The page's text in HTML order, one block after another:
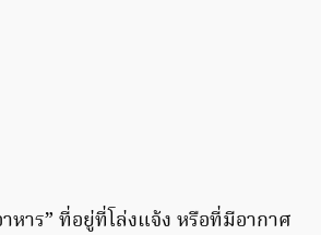
หาร” ที่อยู่ที่โล่งแจ้ง หรือที่มีอากาศ